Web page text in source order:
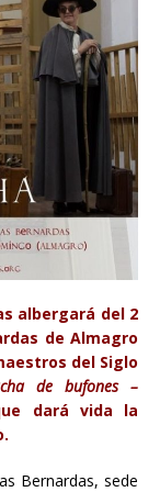
albergará del 2
de Almagro
del Siglo
de bufones –
dará vida la
Bernardas, sede